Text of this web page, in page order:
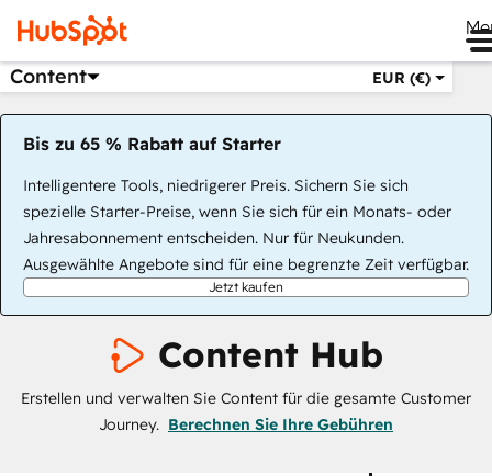
Content EUR (€)
Bis zu 65 % Rabatt auf Starter
Intelligentere Tools, niedrigerer Preis. Sichern Sie sich
spezielle Starter-Preise, wenn Sie sich für ein Monats- oder
Jahresabonnement entscheiden. Nur für Neukunden.
Ausgewählte Angebote sind für eine begrenzte Zeit verfügbar.
Jetzt kaufen
Content Hub
Erstellen und verwalten Sie Content für die gesamte Customer
Journey. Berechnen Sie Ihre Gebühren